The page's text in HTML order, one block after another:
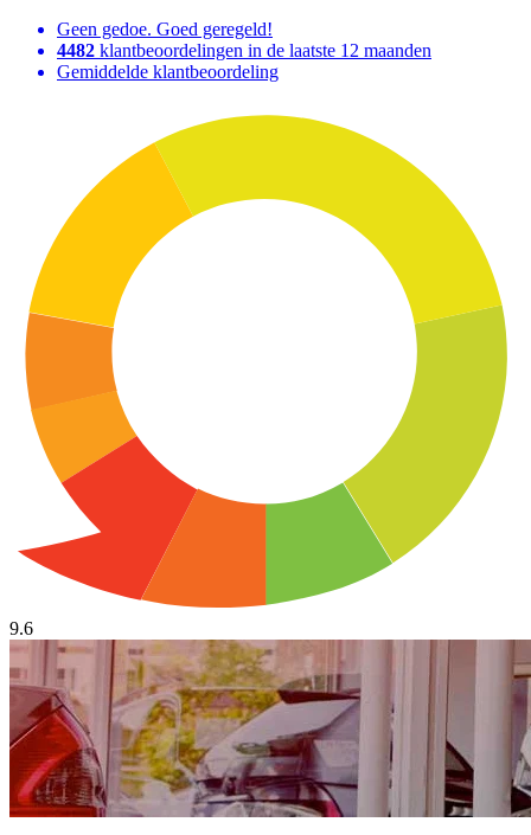
Geen gedoe. Goed geregeld!
4482 klantbeoordelingen in de laatste 12 maanden
Gemiddelde klantbeoordeling
9.6